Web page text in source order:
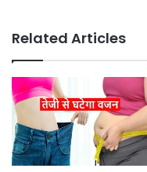
Related Articles